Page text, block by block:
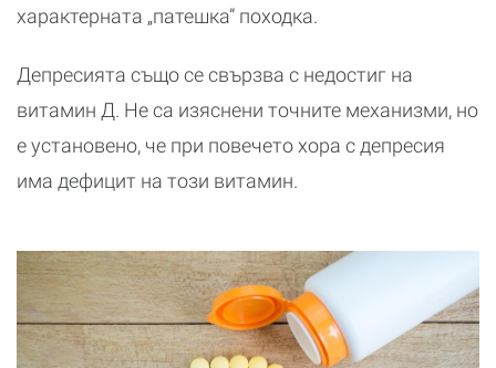
характерната „патешка” походка.
Депресията също се свързва с недостиг на
витамин Д. Не са изяснени точните механизми, но
е установено, че при повечето хора с депресия
има дефицит на този витамин.